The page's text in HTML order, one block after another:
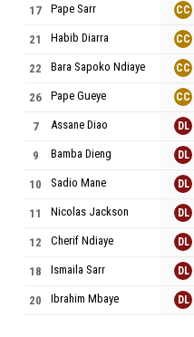
17 Pape Sarr
21 Habib Diarra
22 Bara Sapoko Ndiaye
26 Pape Gueye
7 Assane Diao
9 Bamba Dieng
10 Sadio Mane
11 Nicolas Jackson
12 Cherif Ndiaye
18 Ismaila Sarr
20 Ibrahim Mbaye
CC
CC
CC
CC
DL
DL
DL
DL
DL
DL
DL